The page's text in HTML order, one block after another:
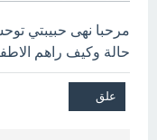
مرحبا نهى حبيبتي
حالة وكيف راهم